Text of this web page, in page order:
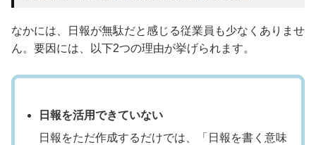
なかには、日報が無駄だと感じる従業員も少なくありませ
ん。要因には、以下2つの理由が挙げられます。
日報を活用できていない
日報をただ作成するだけでは、「日報を書く意味